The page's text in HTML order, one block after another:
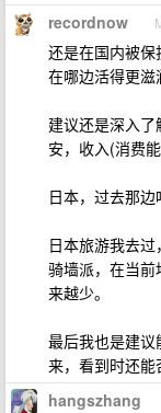
recordnow
还是在国内被
在哪边活得更滋
建议还是深入
安，收入(消费
日本，过去那边
日本旅游我去
骑墙派，在当
来越少。
最后我也是建
来，看到时还能
hangszhang